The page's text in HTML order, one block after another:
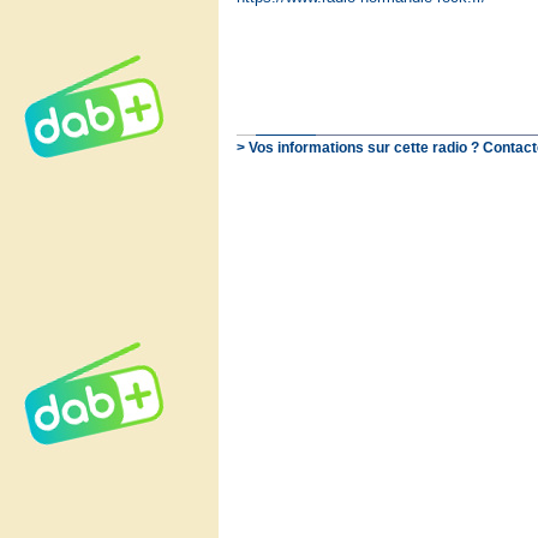
> Vos informations sur cette radio ?